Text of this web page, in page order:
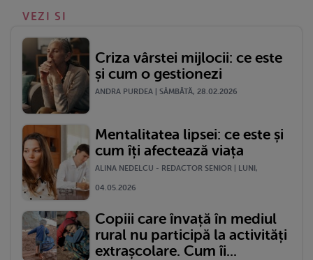
VEZI SI
Criza vârstei mijlocii: ce este
și cum o gestionezi
ANDRA PURDEA | SÂMBĂTĂ, 28.02.2026
Mentalitatea lipsei: ce este și
cum îți afectează viața
ALINA NEDELCU - REDACTOR SENIOR | LUNI,
04.05.2026
Copiii care învață în mediul
rural nu participă la activități
extrașcolare. Cum îi...